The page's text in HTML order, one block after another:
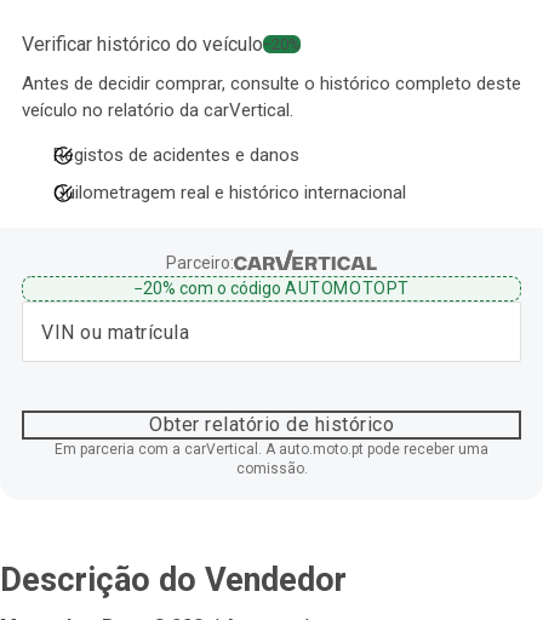
Verificar histórico do veículo−20%
Antes de decidir comprar, consulte o histórico completo deste
veículo no relatório da carVertical.
Registos de acidentes e danos
Quilometragem real e histórico internacional
Parceiro:
−20%com o código AUTOMOTOPT
Obter relatório de histórico
Em parceria com a carVertical. A auto.moto.pt pode receber uma
comissão.
Descrição do Vendedor